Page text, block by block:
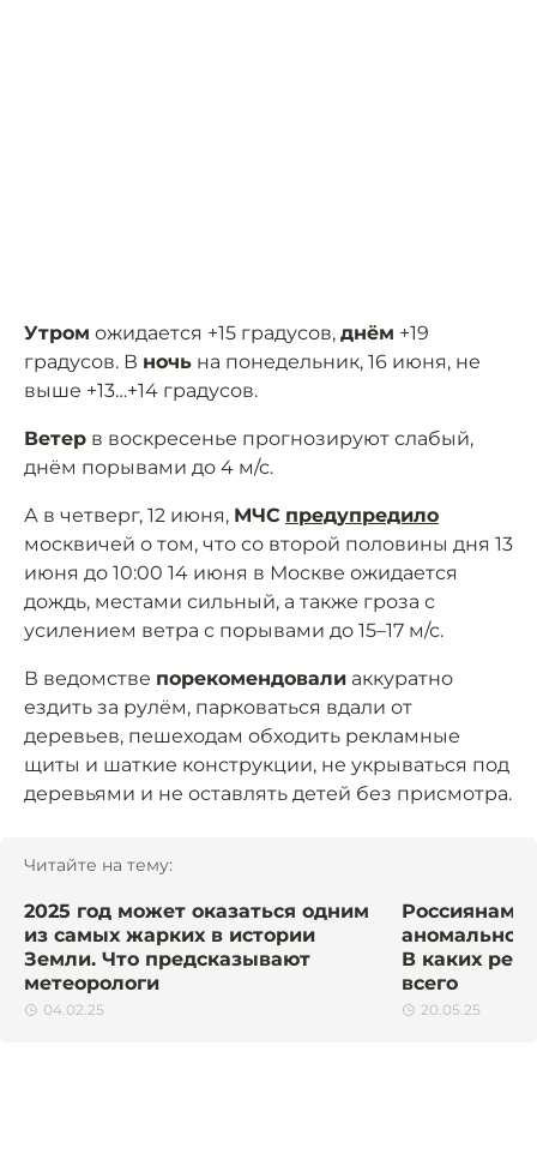
Утром ожидается +15 градусов, днём +19
градусов. В ночь на понедельник, 16 июня, не
выше +13…+14 градусов.
Ветер в воскресенье прогнозируют слабый,
днём порывами до 4 м/с.
А в четверг, 12 июня, МЧС предупредило
москвичей о том, что со второй половины дня 13
июня до 10:00 14 июня в Москве ожидается
дождь, местами сильный, а также гроза с
усилением ветра с порывами до 15–17 м/с.
В ведомстве порекомендовали аккуратно
ездить за рулём, парковаться вдали от
деревьев, пешеходам обходить рекламные
щиты и шаткие конструкции, не укрываться под
деревьями и не оставлять детей без присмотра.
Читайте на тему:
2025 год может оказаться одним
из самых жарких в истории
Земли. Что предсказывают
метеорологи
04.02.25
Россиянам
аномально
В каких
всего
20.05.25